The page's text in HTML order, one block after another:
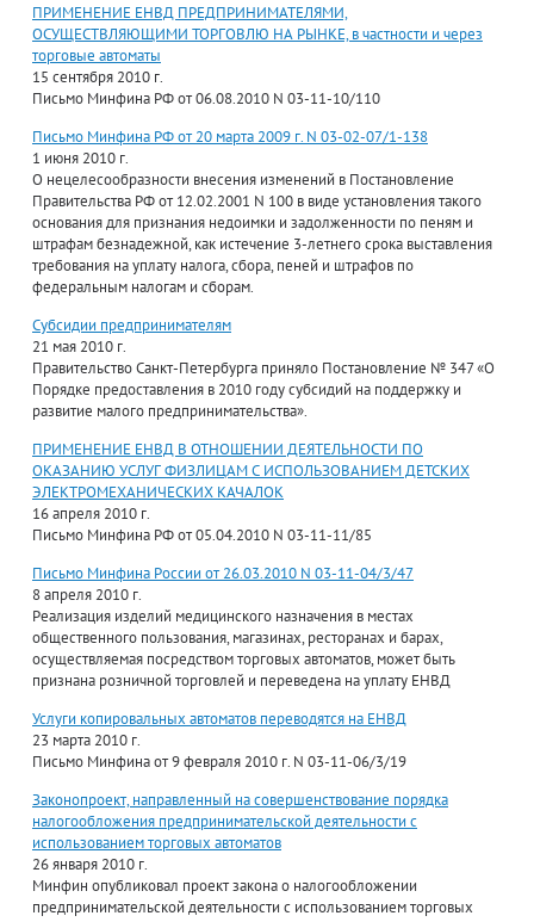
ПРИМЕНЕНИЕ ЕНВД ПРЕДПРИНИМАТЕЛЯМИ,
ОСУЩЕСТВЛЯЮЩИМИ ТОРГОВЛЮ НА РЫНКЕ, в частности и через
торговые автоматы
15 сентября 2010 г.
Письмо Минфина РФ от 06.08.2010 N 03-11-10/110
Письмо Минфина РФ от 20 марта 2009 г. N 03-02-07/1-138
1 июня 2010 г.
О нецелесообразности внесения изменений в Постановление
Правительства РФ от 12.02.2001 N 100 в виде установления такого
основания для признания недоимки и задолженности по пеням и
штрафам безнадежной, как истечение 3-летнего срока выставления
требования на уплату налога, сбора, пеней и штрафов по
федеральным налогам и сборам.
Субсидии предпринимателям
21 мая 2010 г.
Правительство Санкт-Петербурга приняло Постановление № 347 «О
Порядке предоставления в 2010 году субсидий на поддержку и
развитие малого предпринимательства».
ПРИМЕНЕНИЕ ЕНВД В ОТНОШЕНИИ ДЕЯТЕЛЬНОСТИ ПО
ОКАЗАНИЮ УСЛУГ ФИЗЛИЦАМ С ИСПОЛЬЗОВАНИЕМ ДЕТСКИХ
ЭЛЕКТРОМЕХАНИЧЕСКИХ КАЧАЛОК
16 апреля 2010 г.
Письмо Минфина РФ от 05.04.2010 N 03-11-11/85
Письмо Минфина России от 26.03.2010 N 03-11-04/3/47
8 апреля 2010 г.
Реализация изделий медицинского назначения в местах
общественного пользования, магазинах, ресторанах и барах,
осуществляемая посредством торговых автоматов, может быть
признана розничной торговлей и переведена на уплату ЕНВД
Услуги копировальных автоматов переводятся на ЕНВД
23 марта 2010 г.
Письмо Минфина от 9 февраля 2010 г. N 03-11-06/3/19
Законопроект, направленный на совершенствование порядка
налогообложения предпринимательской деятельности с
использованием торговых автоматов
26 января 2010 г.
Минфин опубликовал проект закона о налогообложении
предпринимательской деятельности с использованием торговых